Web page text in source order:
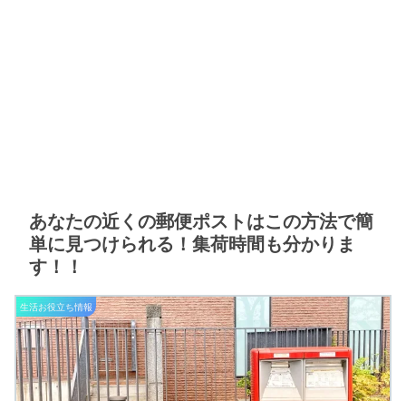
あなたの近くの郵便ポストはこの方法で簡
単に見つけられる！集荷時間も分かりま
す！！
生活お役立ち情報